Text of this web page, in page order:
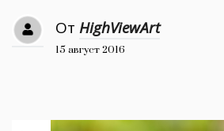
Дизайн
Книги
От HighViewArt
15 август 2016